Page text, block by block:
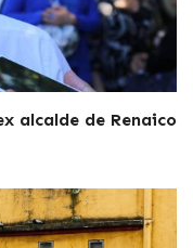
alcalde de Renaico